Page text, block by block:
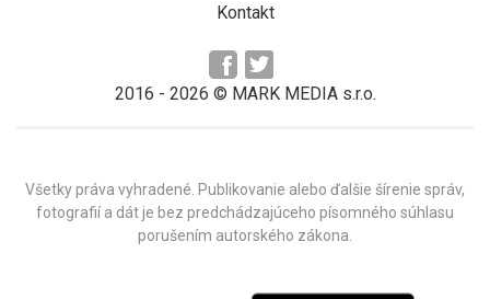
Kontakt
2016 - 2026 © MARK MEDIA s.r.o.
Všetky práva vyhradené. Publikovanie alebo ďalšie šírenie správ,
fotografií a dát je bez predchádzajúceho písomného súhlasu
porušením autorského zákona.